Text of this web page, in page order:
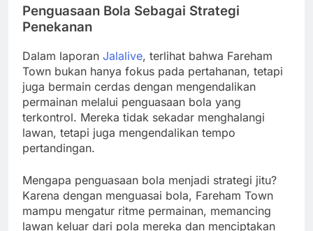
Penguasaan Bola Sebagai Strategi
Penekanan
Dalam laporan Jalalive, terlihat bahwa Fareham
Town bukan hanya fokus pada pertahanan, tetapi
juga bermain cerdas dengan mengendalikan
permainan melalui penguasaan bola yang
terkontrol. Mereka tidak sekadar menghalangi
lawan, tetapi juga mengendalikan tempo
pertandingan.
Mengapa penguasaan bola menjadi strategi jitu?
Karena dengan menguasai bola, Fareham Town
mampu mengatur ritme permainan, memancing
lawan keluar dari pola mereka dan menciptakan